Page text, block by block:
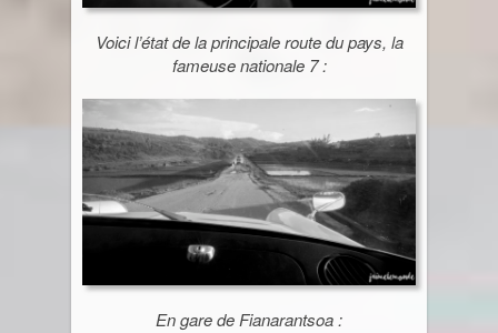
Voici l’état de la principale route du pays, la
fameuse nationale 7 :
En gare de Fianarantsoa :